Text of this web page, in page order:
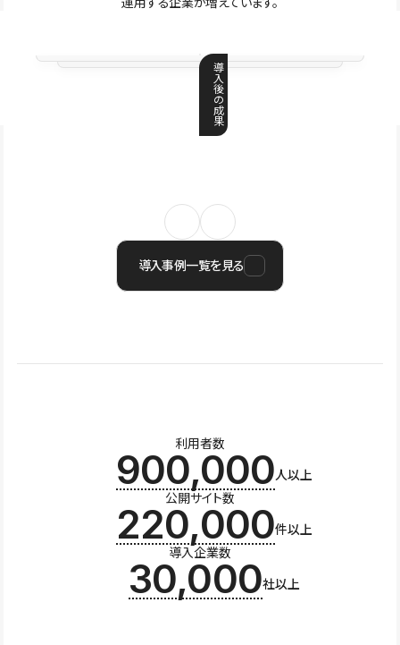
導
入
後
の
成
果
導入事例一覧を見る
利用者数
900,000人以上
公開サイト数
220,000件以上
導入企業数
30,000社以上